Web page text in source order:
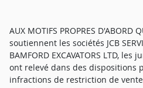
AUX MOTIFS PROPRES
soutiennent les sociétés JCB
BAMFORD EXCAVATORS LTD,
ont relevé dans des dispositions
infractions de restriction de